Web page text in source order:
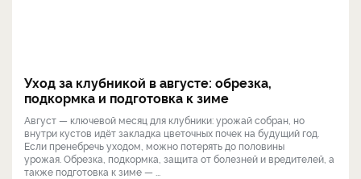
Уход за клубникой в августе: обрезка,
подкормка и подготовка к зиме
Август — ключевой месяц для клубники: урожай собран, но
внутри кустов идёт закладка цветочных почек на будущий год.
Если пренебречь уходом, можно потерять до половины
урожая. Обрезка, подкормка, защита от болезней и вредителей, а
также подготовка к зиме — ...